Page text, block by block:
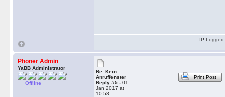
IP Logged
Phoner Admin
YaBB Administrator
Offline
Re: Kein
Anruffenster
Reply #5 - 01.
Jan 2017 at
10:58
Print Post